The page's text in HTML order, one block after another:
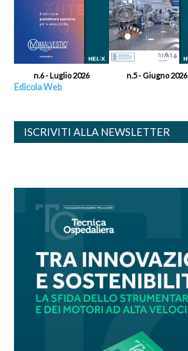
n.6 - Luglio 2026 n.5 - Giugno 2026
Edicola Web
ISCRIVITI ALLA NEWSLETTER